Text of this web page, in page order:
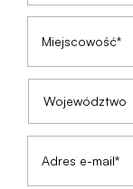
Miejscowość*
Województwo
Adres e-mail*